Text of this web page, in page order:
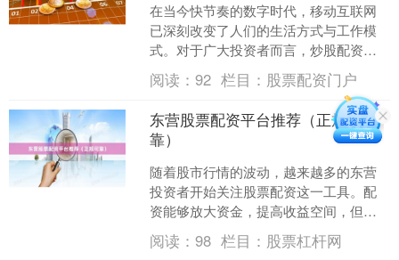
在当今快节奏的数字时代，移动互联网
已深刻改变了人们的生活方式与工作模
式。对于广大投资者而言，炒股配资手
机版的诞生，无疑是一次革命性的突
破。它打破了传统交易必须依....
阅读：92 栏目： 股票配资门户
东营股票配资平台推荐（正规可
靠）
随着股市行情的波动，越来越多的东营
投资者开始关注股票配资这一工具。配
资能够放大资金，提高收益空间，但同
时也伴随着一定风险。因此，选择一家
正规可靠的配资平台至关重....
阅读：98 栏目： 股票杠杆网